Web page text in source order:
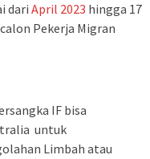
dari April 2023 hingga 17
Pekerja Migran
IF bisa
untuk
Limbah atau